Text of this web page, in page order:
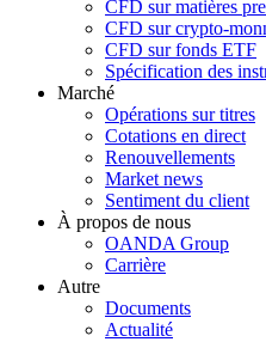
CFD sur matières
CFD sur crypto-
CFD sur fonds ETF
Spécification des
Marché
Opérations sur titres
Cotations en direct
Renouvellements
Market news
Sentiment du client
À propos de nous
OANDA Group
Carrière
Autre
Documents
Actualité